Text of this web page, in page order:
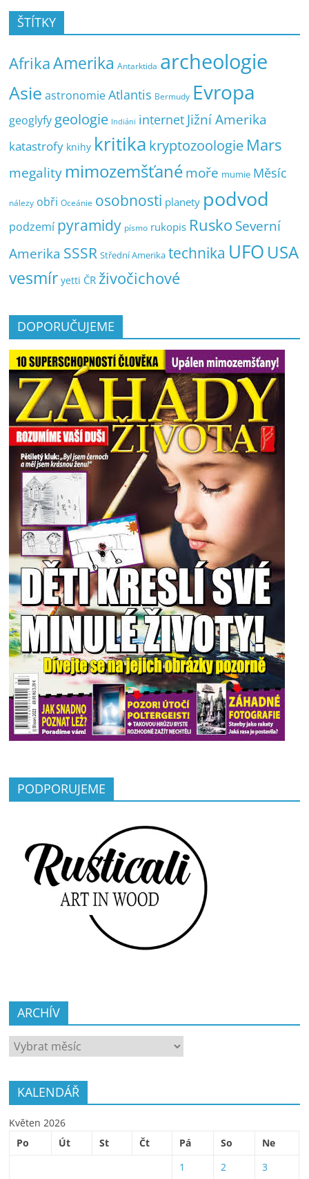
ŠTÍTKY
AfrikaAmerika Antarktida archeologie
Asie astronomie Atlantis Bermudy Evropa
geoglyfy geologie Indiáni internet Jižní Amerika
katastrofy knihy kritika kryptozoologie Mars
megality mimozemšťanémoře mumie Měsíc
nálezy obři Oceánie osobnosti planety podvod
podzemí pyramidy písmo rukopis Rusko Severní
Amerika SSSR Střední Amerika technika UFO USA
vesmír yetti ČR živočichové
DOPORUČUJEME
PODPORUJEME
ARCHÍV
ARCHÍV
KALENDÁŘ
Květen 2026
Po
Út St Čt Pá So
Ne
1
2 3